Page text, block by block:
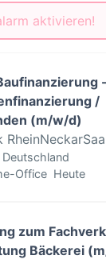
aktivieren!
-
/
(m/w/d)
Office Heute
zum
Bäckerei